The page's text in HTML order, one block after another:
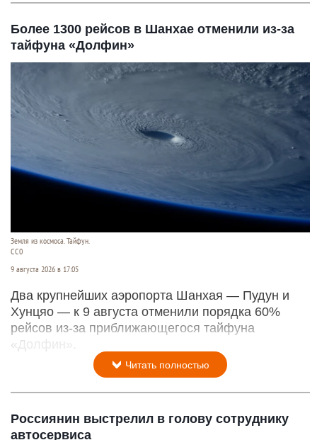
Более 1300 рейсов в Шанхае отменили из-за
тайфуна «Долфин»
Земля из космоса. Тайфун.
СС0
9 августа 2026 в 17:05
Два крупнейших аэропорта Шанхая — Пудун и
Хунцяо — к 9 августа отменили порядка 60%
рейсов из-за приближающегося тайфуна
«Долфин».
Читать полностью
Россиянин выстрелил в голову сотруднику
автосервиса